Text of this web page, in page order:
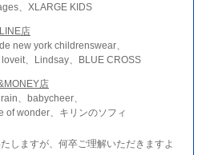
、XLARGE KIDS
店
new york childrenswear、
、Lindsay、BLUE CROSS
店
、babycheer、
of wonder、キリンのソフィ
しますが、何卒ご理解いただきますよ